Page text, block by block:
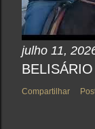
julho 11,
Compartilhar